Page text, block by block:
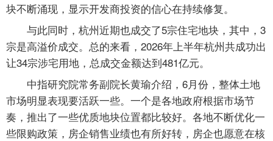
块不断涌现，显示开发商投资的信心在持续修复。
与此同时，杭州近期也成交了5宗住宅地块，其中，3
宗是高溢价成交。总的来看，2026年上半年杭州共成功出
让34宗涉宅用地，总成交金额达到481亿元。
中指研究院常务副院长黄瑜介绍，6月份，整体土地
市场明显表现要活跃一些。一个是各地政府根据市场节
奏，推出了一些优质地块位置都比较好。各地不断优化一
些限购政策，房企销售业绩也有所好转，房企也愿意在核